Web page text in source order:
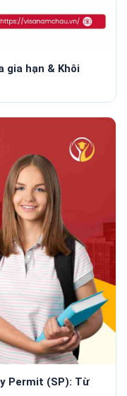
gia hạn & Khôi
Permit (SP): Từ